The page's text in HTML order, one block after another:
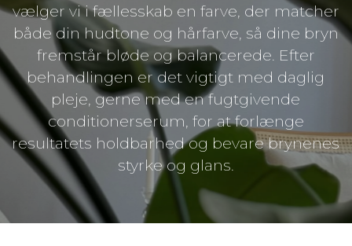
vælger vi i fællesskab en farve, der matcher
både din hudtone og hårfarve, så dine bryn
fremstår bløde og balancerede. Efter
behandlingen er det vigtigt med daglig
pleje, gerne med en fugtgivende
conditionerserum, for at forlænge
resultatets holdbarhed og bevare brynenes
styrke og glans.